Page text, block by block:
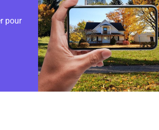
pour